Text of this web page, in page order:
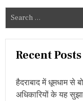
o
s
e
a
Recent Posts
हैदराबाद में धूमधाम से
अधिकारियों के यह